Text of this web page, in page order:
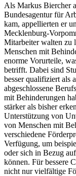
Als Markus Biercher
Bundesagentur für
kam, appellierten er
Mecklenburg-
Mitarbeiter walten zu
Menschen mit
enorme Vorurteile,
betrifft. Dabei sind
besser qualifiziert als
abgeschlossene
mit Behinderungen
stärker als bisher
Unterstützung von
von Menschen mit
verschiedene
Verfügung, um
oder sich in Bezug
können. Für bessere
nicht nur vielfältige